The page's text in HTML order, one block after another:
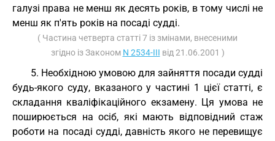
галузі права не менш як десять років, в тому числі не
менш як п'ять років на посаді судді.
( Частина четверта статті 7 із змінами, внесеними
згідно із Законом N 2534-III від 21.06.2001 )
5. Необхідною умовою для зайняття посади судді
будь-якого суду, вказаного у частині 1 цієї статті, є
складання кваліфікаційного екзамену. Ця умова не
поширюється на осіб, які мають відповідний стаж
роботи на посаді судді, давність якого не перевищує